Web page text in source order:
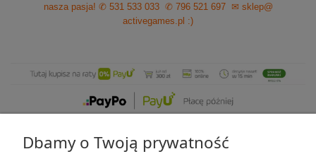
nasza pasja! ✆ 531 533 033 ✆ 796 521 697
✉ sklep@
activegames.pl :)
Dbamy o Twoją prywatność